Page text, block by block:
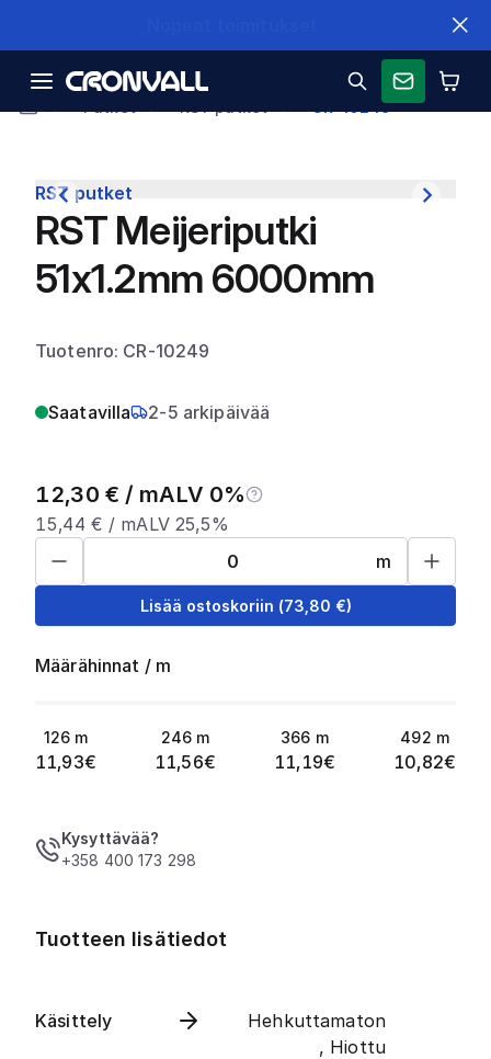
CR-10249
RST putket
RST Meijeriputki
51x1.2mm 6000mm
Tuotenro: CR-10249
Saatavilla 2-5 arkipäivää
12,30 € / mALV 0%
15,44 € / mALV 25,5%
m
Lisää ostoskoriin (73,80 €)
Määrähinnat / m
126 m
11,93€
246 m
11,56€
366 m
11,19€
492 m
10,82€
Kysyttävää?
+358 400 173 298
Tuotteen lisätiedot
Käsittely
Hehkuttamaton
, Hiottu